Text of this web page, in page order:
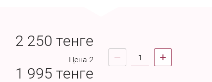
2 250 тенге
Цена 2
1 995 тенге